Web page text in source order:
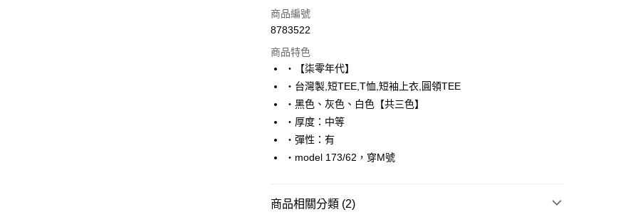
信用卡一次付款
LINE Pay
Apple Pay
街口支付
悠遊付
AFTEE先享後付
相關說明
商品編號
8783522
商品特色
‧【柒零年代】
‧台灣製,短TEE,T恤,短袖上衣,圓領TEE
‧黑色、灰色、白色【共三色】
‧厚度：中等
‧彈性：有
‧model 173/62，穿M號
商品相關分類 (2)